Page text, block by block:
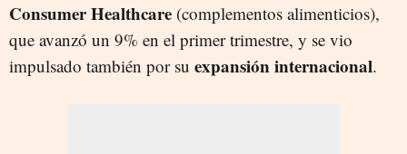
Consumer Healthcare (complementos alimenticios),
que avanzó un 9% en el primer trimestre, y se vio
impulsado también por su expansión internacional.